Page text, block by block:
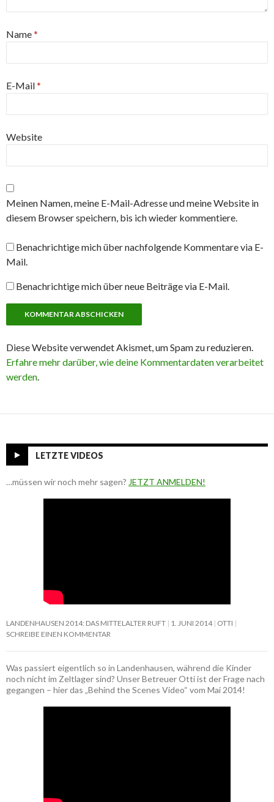
Name*
E-Mail*
Website
Meinen Namen, meine E-Mail-Adresse und meine Website in
diesem Browser speichern, bis ich wieder kommentiere.
Benachrichtige mich über nachfolgende Kommentare via E-
Mail.
Benachrichtige mich über neue Beiträge via E-Mail.
Diese Website verwendet Akismet, um Spam zu reduzieren.
Erfahre mehr darüber, wie deine Kommentardaten verarbeitet
werden.
LETZTE VIDEOS
…müssen wir noch mehr sagen? JETZT ANMELDEN!
LANDENHAUSEN 2014: DAS MITTELALTER RUFT 1. JUNI 2014 OTTI
SCHREIBE EINEN KOMMENTAR
Was passiert eigentlich so in Landenhausen, während die Kinder
noch nicht im Zeltlager sind? Unser Betreuer Otti ist der Frage nach
gegangen – hier das „Behind the Scenes Video“ vom Mai 2014!